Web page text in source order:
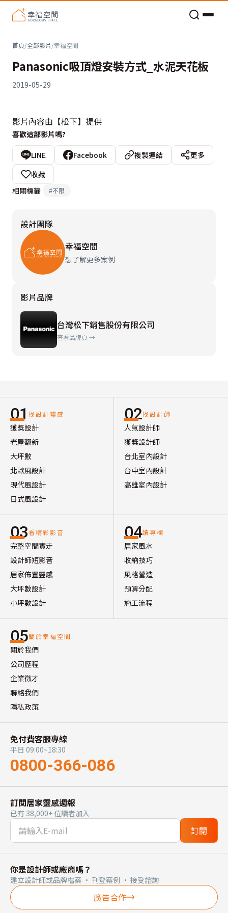
首頁/全部影片/幸福空間
Panasonic吸頂燈安裝方式_水泥天花板
2019-05-29
影片內容由【松下】提供
喜歡這部影片嗎?
LINE Facebook 複製連結
更多
收藏
相關標籤
#不限
設計團隊
幸福空間
想了解更多案例
影片品牌
台灣松下銷售股份有限公司
查看品牌頁 →
01 找設計靈感
獲獎設計
老屋翻新
大坪數
北歐風設計
現代風設計
日式風設計
02找設計師
人氣設計師
獲獎設計師
台北室內設計
台中室內設計
高雄室內設計
03看精彩影音
完整空間實走
設計師短影音
居家佈置靈感
大坪數設計
小坪數設計
04讀專欄
居家風水
收納技巧
風格營造
預算分配
施工流程
05關於幸福空間
關於我們
公司歷程
企業徵才
聯絡我們
隱私政策
免付費客服專線
平日 09:00~18:30
0800-366-086
訂閱居家靈感週報
已有 38,000+ 位讀者加入
訂閱
你是設計師或廠商嗎？
建立設計師或品牌檔案 · 刊登案例 · 接受諮詢
廣告合作